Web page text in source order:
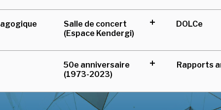
Salle de concert
(Espace Kendergi)
expandDOLCe
50e anniversaire
(1973-2023)
expandRapports